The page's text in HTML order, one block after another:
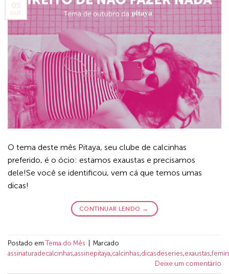
05
out
O tema deste mês Pitaya, seu clube de calcinhas
preferido, é o ócio: estamos exaustas e precisamos
dele!Se você se identificou, vem cá que temos umas
dicas!
CONTINUAR LENDO →
Postado emTema do Mês
Marcado
assinaturadecalcinhas,assinepitaya,calcinhas,dicasdeseries,exaustas,
Deixe um comentário